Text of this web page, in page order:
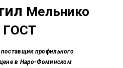
Мельнико
ГОСТ
профильного
в Наро-Фоминском